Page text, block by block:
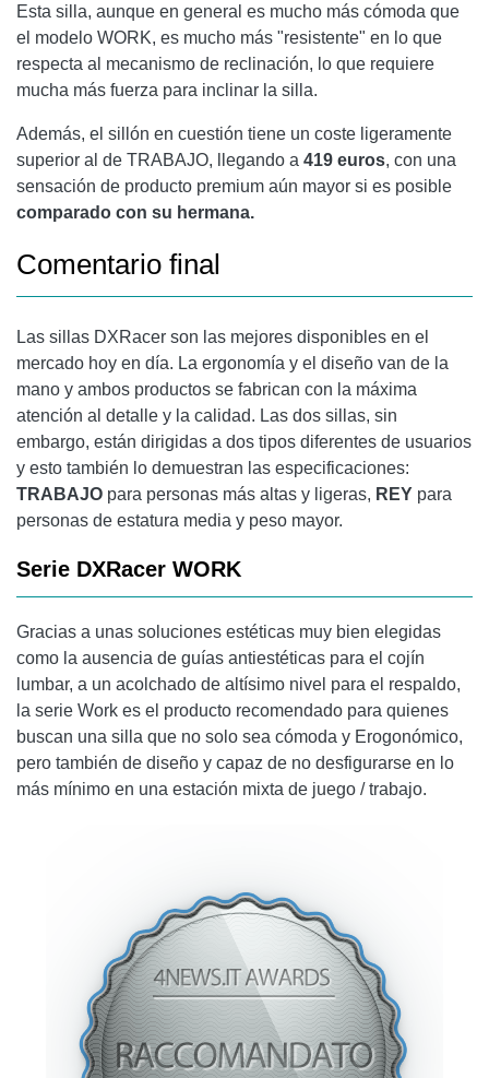
Esta silla, aunque en general es mucho más cómoda que
el modelo WORK, es mucho más "resistente" en lo que
respecta al mecanismo de reclinación, lo que requiere
mucha más fuerza para inclinar la silla.
Además, el sillón en cuestión tiene un coste ligeramente
superior al de TRABAJO, llegando a 419 euros, con una
sensación de producto premium aún mayor si es posible
comparado con su hermana.
Comentario final
Las sillas DXRacer son las mejores disponibles en el
mercado hoy en día. La ergonomía y el diseño van de la
mano y ambos productos se fabrican con la máxima
atención al detalle y la calidad. Las dos sillas, sin
embargo, están dirigidas a dos tipos diferentes de usuarios
y esto también lo demuestran las especificaciones:
TRABAJO para personas más altas y ligeras, REY para
personas de estatura media y peso mayor.
Serie DXRacer WORK
Gracias a unas soluciones estéticas muy bien elegidas
como la ausencia de guías antiestéticas para el cojín
lumbar, a un acolchado de altísimo nivel para el respaldo,
la serie Work es el producto recomendado para quienes
buscan una silla que no solo sea cómoda y Erogonómico,
pero también de diseño y capaz de no desfigurarse en lo
más mínimo en una estación mixta de juego / trabajo.